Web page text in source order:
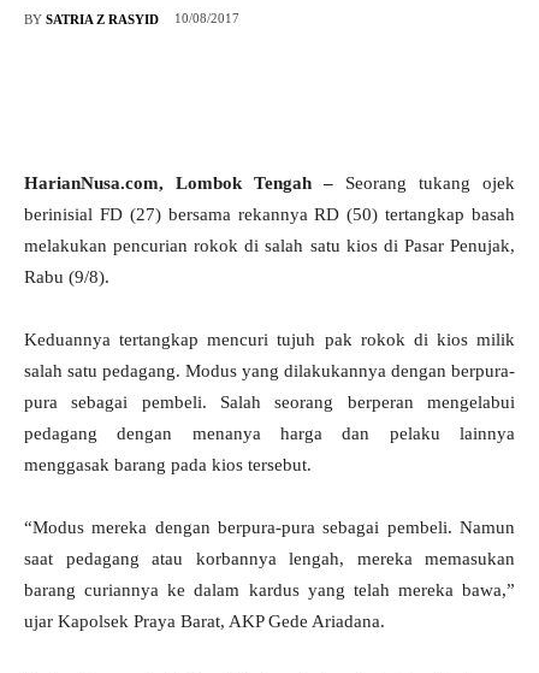
BY SATRIA Z RASYID 10/08/2017
HarianNusa.com, Lombok Tengah – Seorang tukang ojek
berinisial FD (27) bersama rekannya RD (50) tertangkap basah
melakukan pencurian rokok di salah satu kios di Pasar Penujak,
Rabu (9/8).
Keduannya tertangkap mencuri tujuh pak rokok di kios milik
salah satu pedagang. Modus yang dilakukannya dengan berpura-
pura sebagai pembeli. Salah seorang berperan mengelabui
pedagang dengan menanya harga dan pelaku lainnya
menggasak barang pada kios tersebut.
“Modus mereka dengan berpura-pura sebagai pembeli. Namun
saat pedagang atau korbannya lengah, mereka memasukan
barang curiannya ke dalam kardus yang telah mereka bawa,”
ujar Kapolsek Praya Barat, AKP Gede Ariadana.